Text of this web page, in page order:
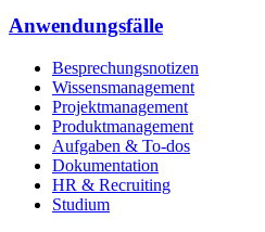
Anwendungsfälle
Besprechungsnotizen
Wissensmanagement
Projektmanagement
Produktmanagement
Aufgaben & To-dos
Dokumentation
HR & Recruiting
Studium